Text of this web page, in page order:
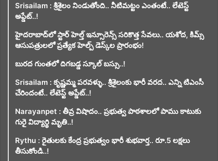
Srisailam : శ్రీశైలం నిండుతోంది.. నీటిమట్టం ఎంతంటే.. లేటెస్ట్
అప్డేట్..!
హైదరాబాద్‌లో స్టార్ హెల్త్ ఇన్సూరెన్స్ సరికొత్త సేవలు.. యశోద, కిమ్స్
ఆసుపత్రులలో ప్రత్యేక హెల్ప్ డెస్క్‌ల ప్రారంభం!
బురద గుంతలో దిగబడ్డ స్కూల్ బస్సు..!
Srisailam : కృష్ణమ్మ పరవళ్ళు.. శ్రీశైలంకు భారీ వరద.. ఎన్ని టిఎంసీ
చేరిందంటే.. లేటెస్ట్ అప్డేట్..!
Narayanpet : తీవ్ర విషాదం.. ప్రభుత్వ పాఠశాలలో పాము కాటుకు
గురై విద్యార్థి మృతి..!
Rythu : రైతులకు కేంద్ర ప్రభుత్వం భారీ శుభవార్త.. రూ.5 లక్షలు
తీసుకోండి..!